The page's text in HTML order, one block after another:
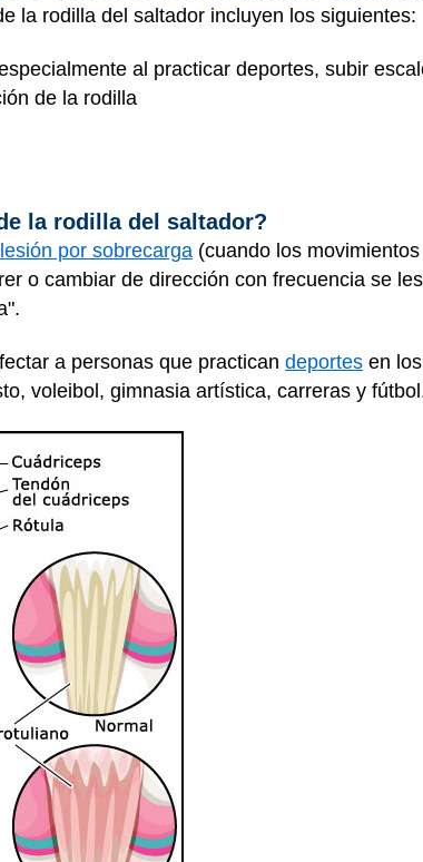
la rodilla del saltador incluyen los siguientes:
al practicar deportes, subir
de la rodilla
la rodilla del saltador?
lesión por sobrecarga (cuando los
o cambiar de dirección con frecuencia se
a personas que practican deportes en
voleibol, gimnasia artística, carreras y